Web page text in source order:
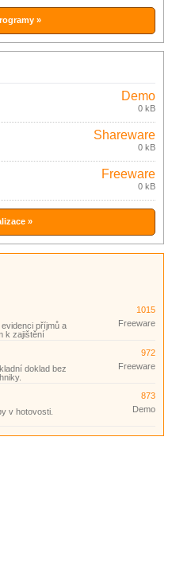
»
Demo
0 kB
Shareware
0 kB
Freeware
0 kB
»
příjmů a
k zajištění
1015
Freeware
doklad bez
972
Freeware
v hotovosti.
873
Demo